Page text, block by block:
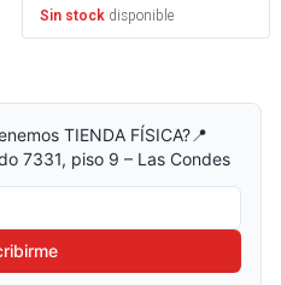
Sin stock disponible
TIENDA FÍSICA?📍
7331, piso 9 – Las Condes